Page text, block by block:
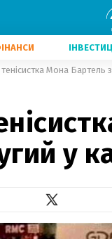
тенісистка Мона Бартель
у